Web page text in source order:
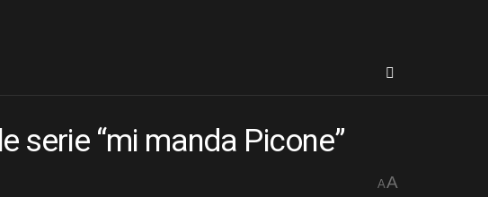
serie “mi manda Picone”
AA